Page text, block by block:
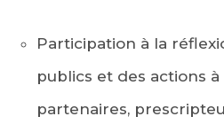
Participation à la
publics et des actions
partenaires,